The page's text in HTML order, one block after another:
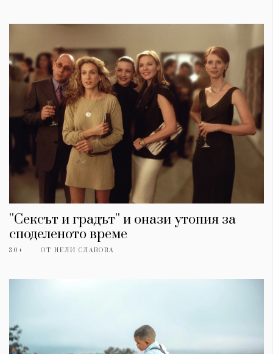
''Сексът и градът'' и онази утопия за
споделеното време
30+ ОТ НЕЛИ СЛАВОВА
Dialogue
Изкуство
Реклама
Политика за